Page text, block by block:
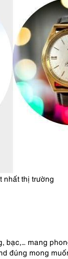
nhất thị trường
bạc,… mang
đúng mong